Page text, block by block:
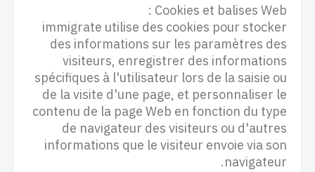
Cookies et balises Web :
immigrate utilise des cookies pour stocker
des informations sur les paramètres des
visiteurs, enregistrer des informations
spécifiques à l'utilisateur lors de la saisie ou
de la visite d'une page, et personnaliser le
contenu de la page Web en fonction du type
de navigateur des visiteurs ou d'autres
informations que le visiteur envoie via son
navigateur.